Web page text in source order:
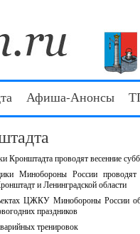
Афиша-Анонсы
Кронштадта проводят весенние
Минобороны России проводят
и Ленинградской области
ЦЖКУ Минобороны России
праздников
тренировок